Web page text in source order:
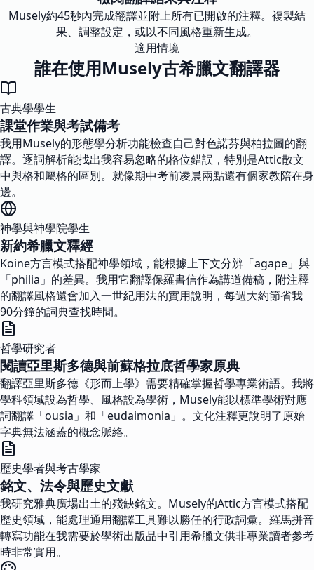
Musely約45秒內完成翻譯並附上所有已開啟的注釋。複製結
果、調整設定，或以不同風格重新生成。
適用情境
誰在使用Musely古希臘文翻譯器
古典學學生
課堂作業與考試備考
我用Musely的形態學分析功能檢查自己對色諾芬與柏拉圖的翻
譯。逐詞解析能找出我容易忽略的格位錯誤，特別是Attic散文
中與格和屬格的區別。就像期中考前凌晨兩點還有個家教陪在身
邊。
神學與神學院學生
新約希臘文釋經
Koine方言模式搭配神學領域，能根據上下文分辨「agape」與
「philia」的差異。我用它翻譯保羅書信作為講道備稿，附注釋
的翻譯風格還會加入一世紀用法的實用說明，每週大約節省我
90分鐘的詞典查找時間。
哲學研究者
閱讀亞里斯多德與前蘇格拉底哲學家原典
翻譯亞里斯多德《形而上學》需要精確掌握哲學專業術語。我將
學科領域設為哲學、風格設為學術，Musely能以標準學術對應
詞翻譯「ousia」和「eudaimonia」。文化注釋更說明了原始
字典無法涵蓋的概念脈絡。
歷史學者與考古學家
銘文、法令與歷史文獻
我研究雅典廣場出土的殘缺銘文。Musely的Attic方言模式搭配
歷史領域，能處理通用翻譯工具難以勝任的行政詞彙。羅馬拼音
轉寫功能在我需要於學術出版品中引用希臘文供非專業讀者參考
時非常實用。